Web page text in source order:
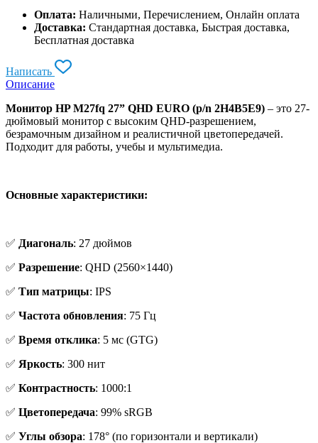
Оплата: Наличными, Перечислением, Онлайн оплата
Доставка: Стандартная доставка, Быстрая доставка,
Бесплатная доставка
Написать
Описание
Монитор HP M27fq 27” QHD EURO (p/n 2H4B5E9) – это 27-
дюймовый монитор с высоким QHD-разрешением,
безрамочным дизайном и реалистичной цветопередачей.
Подходит для работы, учебы и мультимедиа.
Основные характеристики:
✅ Диагональ: 27 дюймов
✅ Разрешение: QHD (2560×1440)
✅ Тип матрицы: IPS
✅ Частота обновления: 75 Гц
✅ Время отклика: 5 мс (GTG)
✅ Яркость: 300 нит
✅ Контрастность: 1000:1
✅ Цветопередача: 99% sRGB
✅ Углы обзора: 178° (по горизонтали и вертикали)